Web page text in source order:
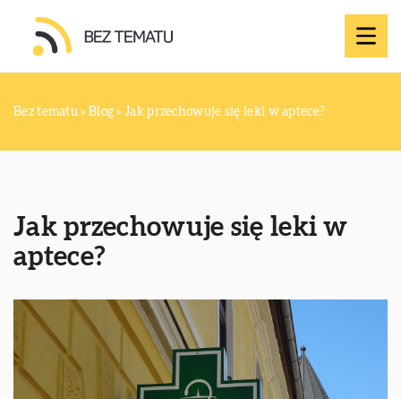
Bez tematu » Blog »Jak przechowuje się leki w aptece?
Jak przechowuje się leki w
aptece?